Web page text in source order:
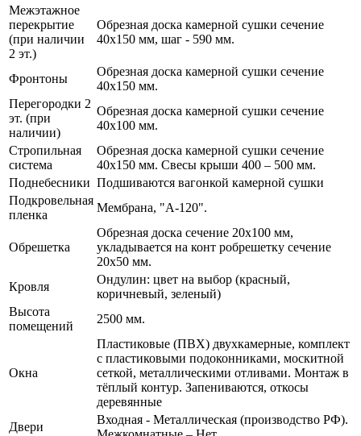
Межэтажное
перекрытие
(при наличии
2 эт.)
Обрезная доска камерной сушки сечение
40х150 мм, шаг - 590 мм.
Фронтоны
Обрезная доска камерной сушки сечение
40х150 мм.
Перегородки 2
эт. (при
наличии)
Обрезная доска камерной сушки сечение
40х100 мм.
Стропильная
система
Обрезная доска камерной сушки сечение
40х150 мм. Свесы крыши 400 – 500 мм.
Поднебесники Подшиваются вагонкой камерной сушки
Подкровельная
пленка
Мембрана, "А-120".
Обрешетка
Обрезная доска сечение 20х100 мм,
укладывается на конт робрешетку сечение
20х50 мм.
Кровля
Ондулин: цвет на выбор (красный,
коричневый, зеленый)
Высота
помещений
2500 мм.
Окна
Пластиковые (ПВХ) двухкамерные, комплект
с пластиковыми подоконниками, москитной
сеткой, металлическими отливами. Монтаж в
тёплый контур. Запениваются, откосы
деревянные
Двери
Входная - Металлическая (производство РФ).